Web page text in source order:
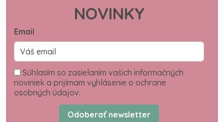
NOVINKY
Email
Súhlasím so zasielaním vašich informačných
noviniek a prijímam vyhlásenie o ochrane
osobných údajov.
Odoberať newsletter